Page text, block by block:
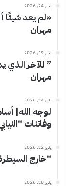
يناير 24, 2026
«لم يعد
مهران
يناير 19, 2026
” للآخر الذي
مهران
يناير 14, 2026
لوجه الله|
وفاتنات
يناير 12, 2026
“خارج
يناير 10, 2026